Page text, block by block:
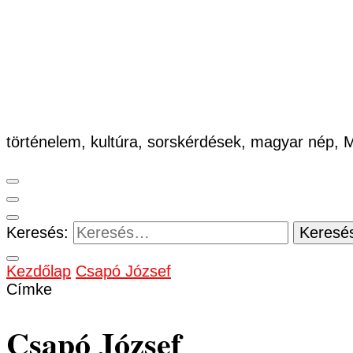
történelem, kultúra, sorskérdések, magyar nép,
Keresés:
Kezdőlap Csapó József
Címke
Csapó József